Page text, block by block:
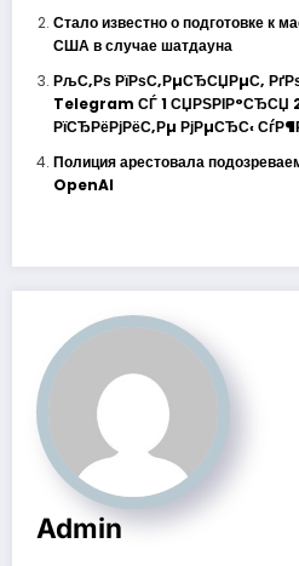
Стало известно о подготовке к
США в случае шатдауна
РљС‚Рѕ РїРѕС‚РµСЂСЏРµС‚
Telegram СЃ 1 СЏРЅРІР°СЂСЏ
РїСЂРёРјРёС‚Рµ РјРµСЂС‹
Полиция арестовала
OpenAI
Admin